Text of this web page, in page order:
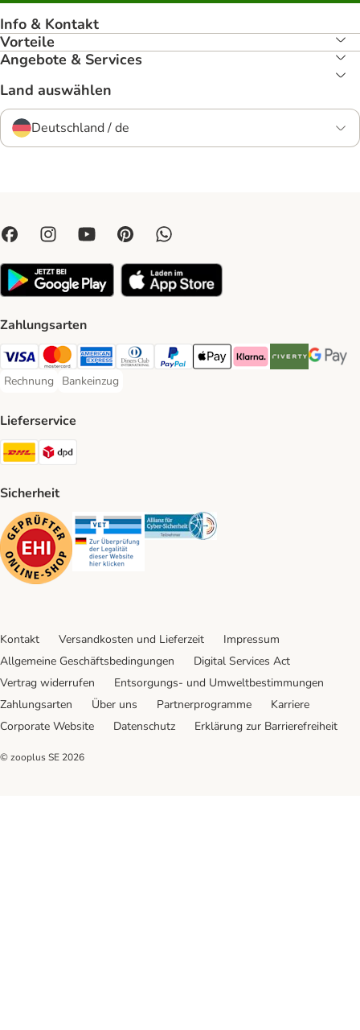
Info & Kontakt
Vorteile
Angebote & Services
Land auswählen
Deutschland / de
Zahlungsarten
Visa Payment Method
Mastercard Payment Method
American Express Payment Method
Diners Club Payment Method
PayPal Payment Method
Apple Pay Payment Method
Klarna Payment Method
Riverty Payment
Google
Rechnung
Rechnung Payment Method
Bankeinzug
Bankeinzug Payment Method
Lieferservice
DHL Shipping Method
Sicherheit
Security Security Security
Kontakt Versandkosten und Lieferzeit
Impressum
Allgemeine Geschäftsbedingungen
Digital Services Act
Vertrag widerrufen
Entsorgungs- und Umweltbestimmungen
Zahlungsarten
Über uns Partnerprogramme
Karriere
Corporate Website
Datenschutz Erklärung zur Barrierefreiheit
© zooplus SE 2026